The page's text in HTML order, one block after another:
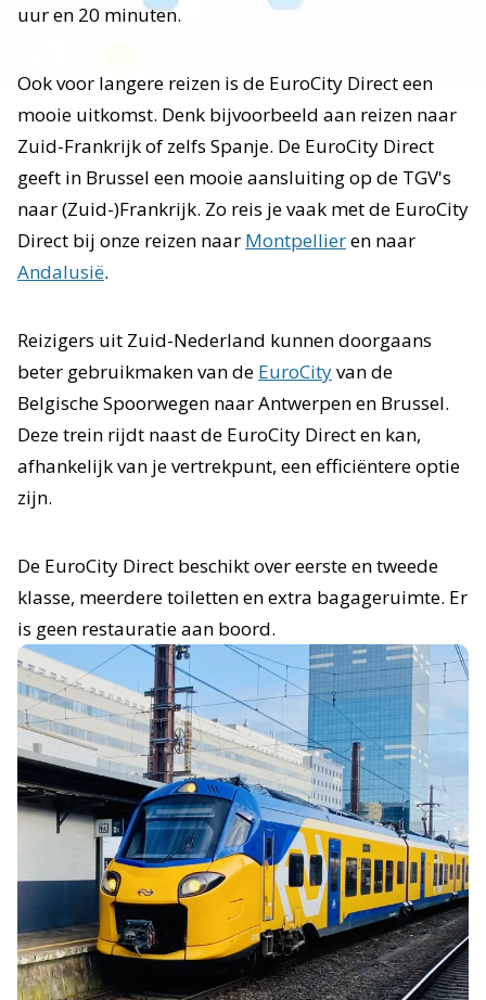
uur en 20 minuten.
Ook voor langere reizen is de EuroCity Direct een
mooie uitkomst. Denk bijvoorbeeld aan reizen naar
Zuid-Frankrijk of zelfs Spanje. De EuroCity Direct
geeft in Brussel een mooie aansluiting op de TGV's
naar (Zuid-)Frankrijk. Zo reis je vaak met de EuroCity
Direct bij onze reizen naar Montpellieren naar
Andalusië.
Reizigers uit Zuid-Nederland kunnen doorgaans
beter gebruikmaken van de EuroCityvan de
Belgische Spoorwegen naar Antwerpen en Brussel.
Deze trein rijdt naast de EuroCity Direct en kan,
afhankelijk van je vertrekpunt, een efficiëntere optie
zijn.
De EuroCity Direct beschikt over eerste en tweede
klasse, meerdere toiletten en extra bagageruimte. Er
is geen restauratie aan boord.